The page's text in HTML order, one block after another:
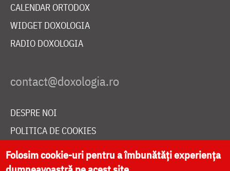
CALENDAR ORTODOX
WIDGET DOXOLOGIA
RADIO DOXOLOGIA
DESPRE NOI
POLITICA DE COOKIES
DONEAZĂ ONLINE PENTRU CATEDRALA NAȚIONALĂ
Folosim cookie-uri pentru a îmbunătăți experiența